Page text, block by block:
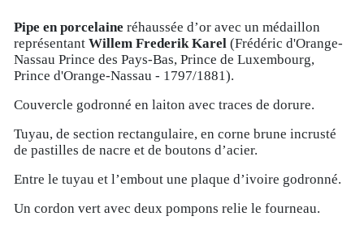
Pipe en porcelaineréhaussée d’or avec un médaillon
représentantWillem Frederik Karel(Frédéric d'Orange-
Nassau Prince des Pays-Bas, Prince de Luxembourg,
Prince d'Orange-Nassau - 1797/1881).
Couvercle godronné en laiton avec traces de dorure.
Tuyau, de section rectangulaire, en corne brune incrusté
de pastilles de nacre et de boutons d’acier.
Entre le tuyau et l’embout une plaque d’ivoire godronné.
Un cordon vert avec deux pompons relie le fourneau.